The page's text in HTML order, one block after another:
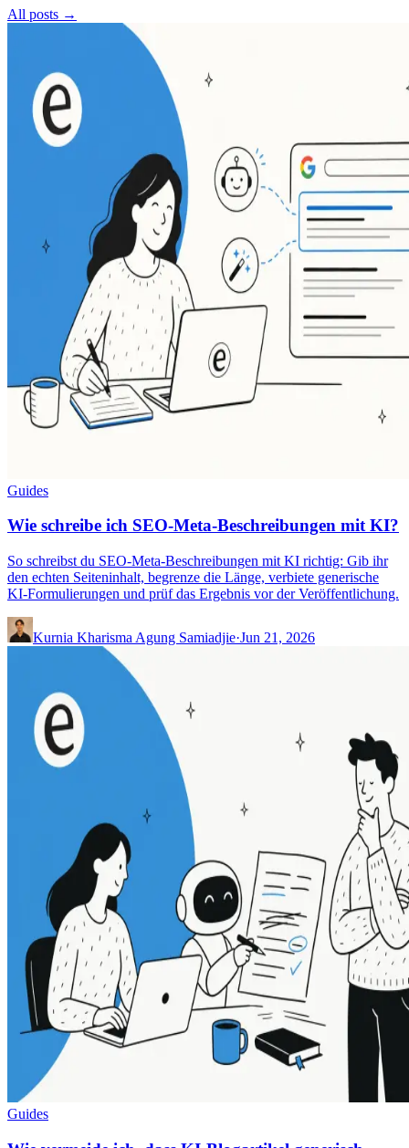
All posts →
Guides
Wie schreibe ich SEO-Meta-Beschreibungen mit KI?
So schreibst du SEO-Meta-Beschreibungen mit KI richtig: Gib ihr
den echten Seiteninhalt, begrenze die Länge, verbiete generische
KI-Formulierungen und prüf das Ergebnis vor der Veröffentlichung.
Kurnia Kharisma Agung Samiadjie·Jun 21, 2026
Guides